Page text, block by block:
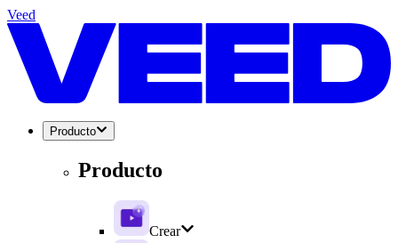
Veed
Producto
Producto
Crear